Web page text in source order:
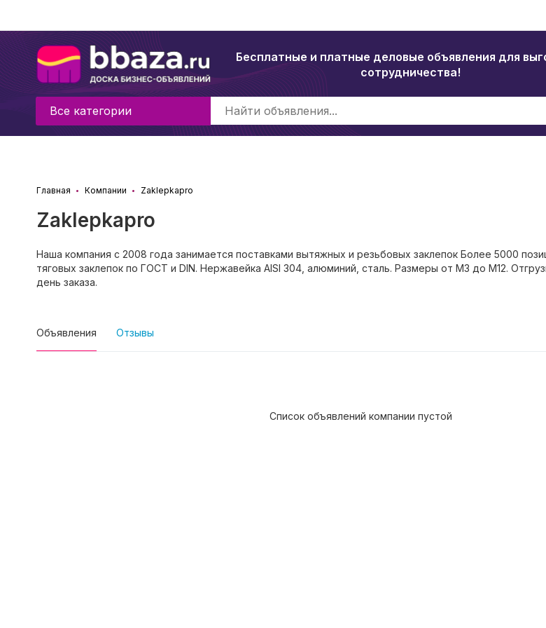
Бесплатные и платные деловые объявления для
сотрудничества!
Все категории
Главная Компании Zaklepkapro
Zaklepkapro
Наша компания с 2008 года занимается поставками вытяжных и резьбовых заклепок Более 5000
тяговых заклепок по ГОСТ и DIN. Нержавейка AISI 304, алюминий, сталь. Размеры от М3 до М12.
день заказа.
Объявления Отзывы
Список объявлений компании пустой